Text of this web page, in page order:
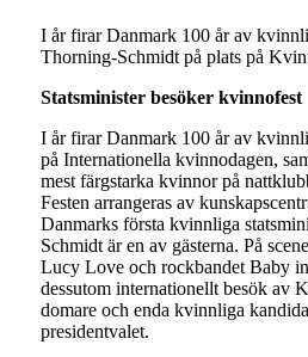
I år firar Danmark 100 år av
Thorning-Schmidt på plats på
Statsminister besöker kvinnofest
I år firar Danmark 100 år av
på Internationella kvinnodagen,
mest färgstarka kvinnor på
Festen arrangeras av
Danmarks första kvinnliga
Schmidt är en av gästerna. På
Lucy Love och rockbandet Baby
dessutom internationellt besök av
domare och enda kvinnliga
presidentvalet.